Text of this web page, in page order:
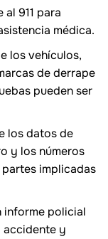
al 911 para
médica.
los vehículos,
de derrape
pueden ser
los datos de
y los números
implicadas
informe policial
y